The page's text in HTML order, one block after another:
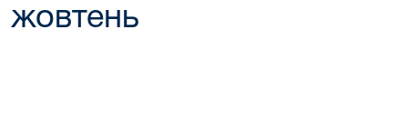
жовтень